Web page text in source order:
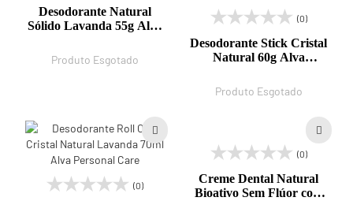
Desodorante Natural
Sólido Lavanda 55g Alva
Produto Esgotado
(0)
Desodorante Stick Cristal
Natural 60g Alva
Produto Esgotado
(0)
(0)
Creme Dental Natural
Bioativo Sem Flúor com